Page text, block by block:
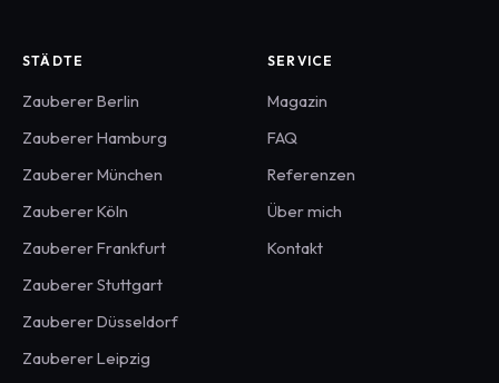
STÄDTE
ZaubererBerlin
ZaubererHamburg
ZaubererMünchen
ZaubererKöln
ZaubererFrankfurt
ZaubererStuttgart
ZaubererDüsseldorf
ZaubererLeipzig
SERVICE
Magazin
FAQ
Referenzen
Über mich
Kontakt